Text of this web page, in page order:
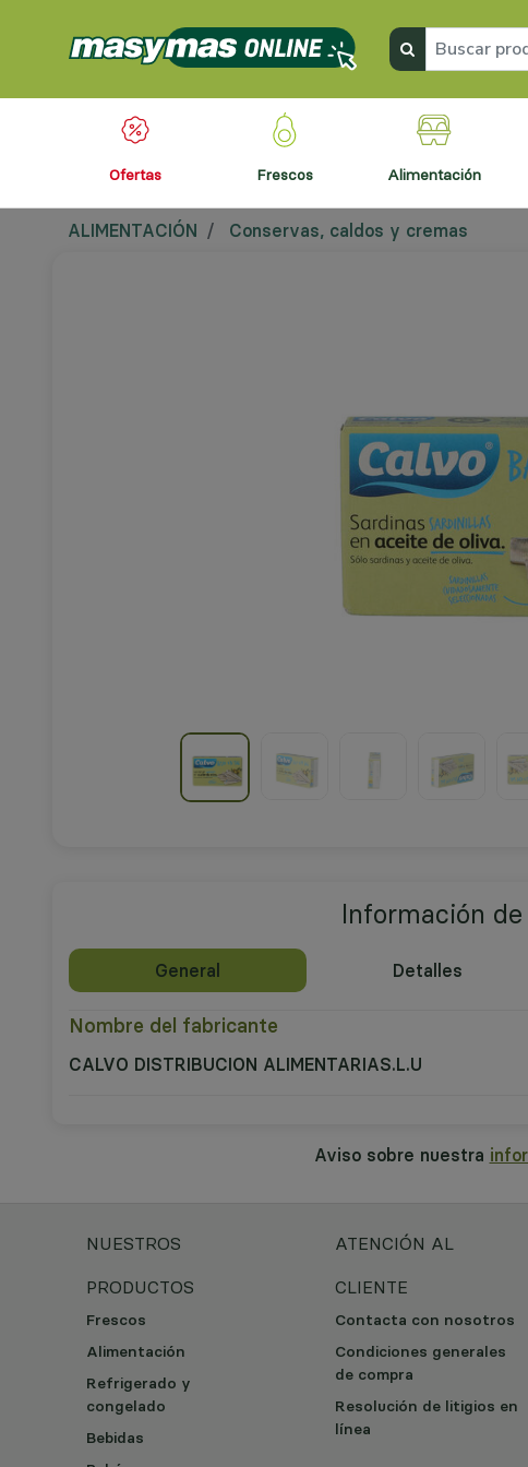
ofertas frescos alimentación
ALIMENTACIÓN Conservas, caldos y cremas
Información
General Detalles
Nombre del fabricante
CALVO DISTRIBUCION ALIMENTARIAS.L.U
Aviso sobre nuestra
NUESTROS
PRODUCTOS
Frescos
Alimentación
Refrigerado y
congelado
Bebidas
ATENCIÓN AL
CLIENTE
Contacta con nosotros
Condiciones generales
de compra
Resolución de litigios en
línea